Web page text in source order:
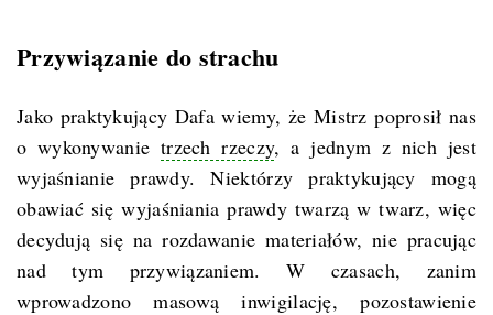
Przywiązanie do strachu
Jako praktykujący Dafa wiemy, że Mistrz poprosił nas
o wykonywanie trzech rzeczy, a jednym z nich jest
wyjaśnianie prawdy. Niektórzy praktykujący mogą
obawiać się wyjaśniania prawdy twarzą w twarz, więc
decydują się na rozdawanie materiałów, nie pracując
nad tym przywiązaniem. W czasach, zanim
wprowadzono masową inwigilację, pozostawienie